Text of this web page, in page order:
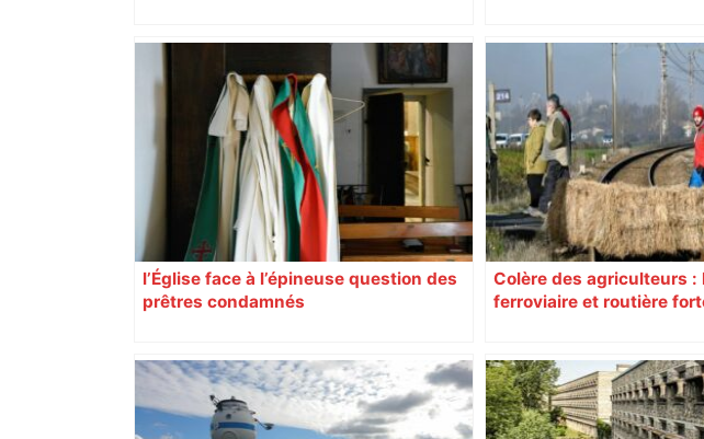
l’Église face à l’épineuse question des
prêtres condamnés
Colère des agriculteurs :
ferroviaire et routière